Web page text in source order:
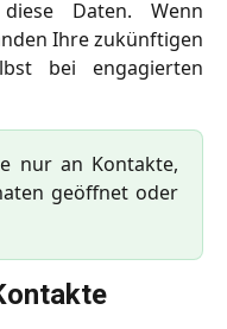
diese Daten. Wenn
Ihre zukünftigen
bei engagierten
nur an Kontakte,
geöffnet oder